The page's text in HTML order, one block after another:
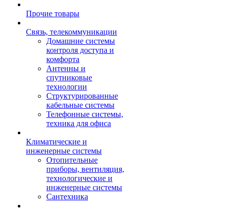
Прочие товары
Связь, телекоммуникации
Домашние системы
контроля доступа и
комфорта
Антенны и
спутниковые
технологии
Структурированные
кабельные системы
Телефонные системы,
техника для офиса
Климатические и
инженерные системы
Отопительные
приборы, вентиляция,
технологические и
инженерные системы
Сантехника